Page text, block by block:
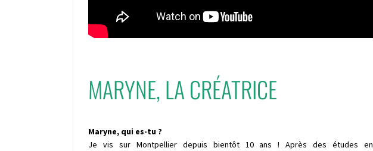
MARYNE, LA CRÉATRICE
Maryne, qui es-tu ?
Je vis sur Montpellier depuis bientôt 10 ans ! Après des études en